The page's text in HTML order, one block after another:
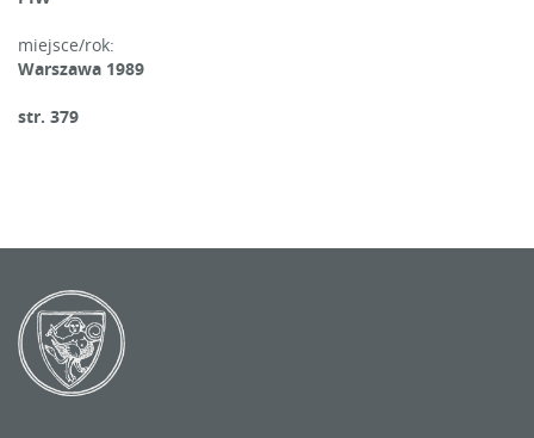
miejsce/rok:
Warszawa 1989
str. 379